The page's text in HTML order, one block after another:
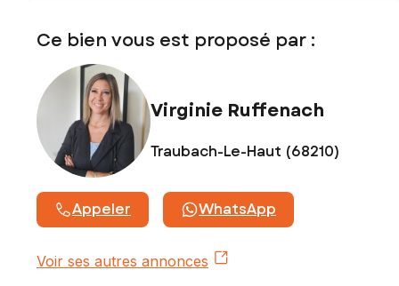
Contactez votre conseiller SAFTI : Virginie RUFFENACH, Tél.
: 0768155980, E-mail : virginie.ruffenach@safti.fr - EI - Agent
commercial immatriculé au RSAC de Mulhouse sous le
numéro 499946531
Ce bien vous est proposé par :
Virginie Ruffenach
Traubach-Le-Haut (68210)
Appeler WhatsApp
Voir ses autres annonces